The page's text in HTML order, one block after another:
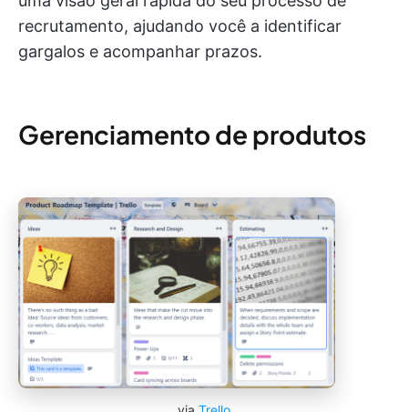
recrutamento, ajudando você a identificar
gargalos e acompanhar prazos.
Gerenciamento de produtos